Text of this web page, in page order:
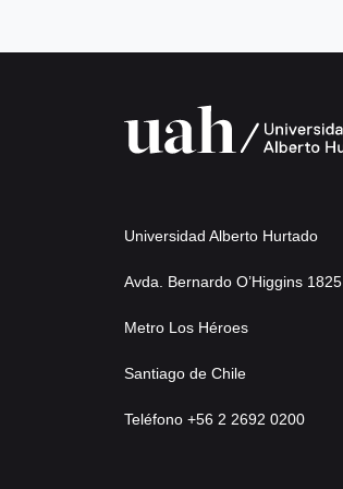
Universidad Alberto Hurtado
Avda. Bernardo O’Higgins 1825
Metro Los Héroes
Santiago de Chile
Teléfono +56 2 2692 0200